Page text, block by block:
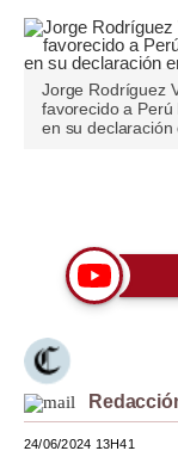
Opinión
Editorial
Tendencias
Lujo
Viajes
Moda
Estilos
Jorge Rodríguez
favorecido a
en su
24/06/2024 13H41